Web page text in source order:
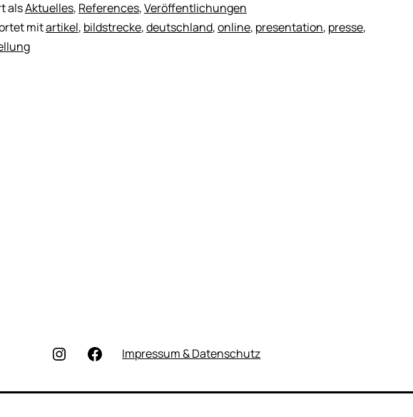
alsAktuelles, References,Veröffentlichungen
mitartikel, bildstrecke,deutschland,online, presentation, presse,
InstagramFacebook
Impressum & Datenschutz